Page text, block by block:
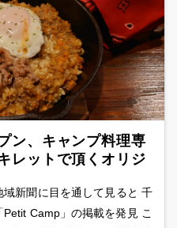
ン、キャンプ料理専
レットで頂くオリジ
新聞に目を通して見ると 千
Camp」の掲載を発見 こ